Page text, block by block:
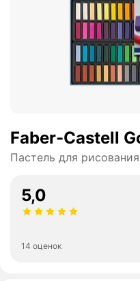
Faber-Castell
Пастель для рисования
5,0
14 оценок